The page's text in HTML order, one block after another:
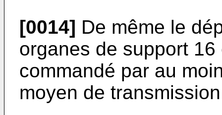
[0014] De même le
organes de support
commandé par au
moyen de